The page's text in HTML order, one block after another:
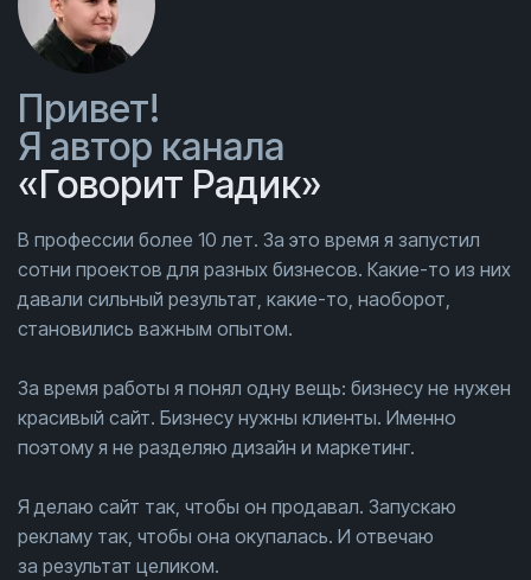
Привет!
Я автор канала
«Говорит Радик»
В профессии более 10 лет. За это время я запустил
сотни проектов для разных бизнесов. Какие-то из них
давали сильный результат, какие-то, наоборот,
становились важным опытом.
За время работы я понял одну вещь: бизнесу не нужен
красивый сайт. Бизнесу нужны клиенты. Именно
поэтому я не разделяю дизайн и маркетинг.
Я делаю сайт так, чтобы он продавал. Запускаю
рекламу так, чтобы она окупалась. И отвечаю
за результат целиком.